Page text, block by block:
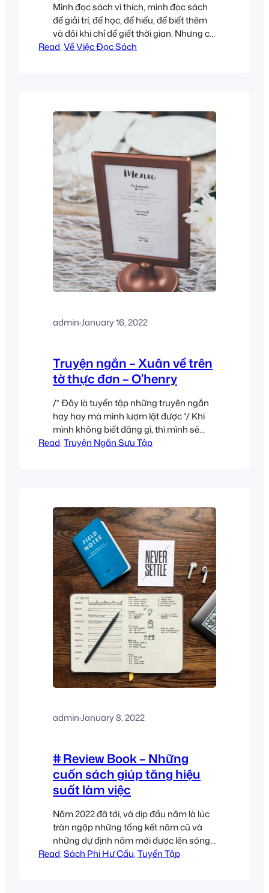
Mình đọc sách vì thích, mình đọc sách
để giải trí, để học, để hiểu, để biết thêm
và đôi khi chỉ để giết thời gian. Nhưng có
phải việc đọc lúc nào cũng vui vẻ, thú vị
Read, Về Việc Đọc Sách
admin·January 16, 2022
Truyện ngắn – Xuân về trên
tờ thực đơn – O’henry
/* Đây là tuyển tập những truyện ngắn
hay hay mà mình lượm lặt được */ Khi
mình không biết đăng gì, thì mình sẽ
đăng truyện ngắn
. Mình (lại ) đăng
Read, Truyện Ngắn Sưu Tập
admin·January 8, 2022
# Review Book – Những
cuốn sách giúp tăng hiệu
suất làm việc
Năm 2022 đã tới, và dịp đầu năm là lúc
tràn ngập những tổng kết năm cũ và
những dự định năm mới được lên sóng.
Lên danh sách thì không khó khăn gì, ai
Read, Sách Phi Hư Cấu, Tuyển Tập